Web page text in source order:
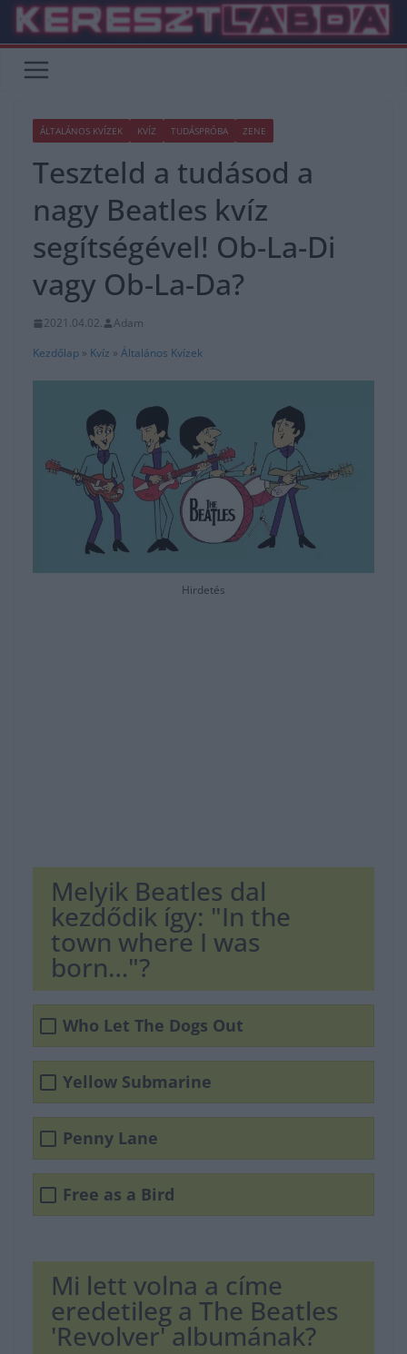
Skip
content
ÁLTALÁNOS KVÍZEK KVÍZ TUDÁSPRÓBA ZENE
Teszteld a tudásod a
nagy Beatles kvíz
segítségével! Ob-La-Di
vagy Ob-La-Da?
2021.04.02.
Adam
Kezdőlap » Kvíz » Általános Kvízek
Hirdetés
Melyik Beatles dal
kezdődik így: "In the
town where I was
born…"?
Who Let The Dogs Out
Yellow Submarine
Penny Lane
Free as a Bird
Mi lett volna a címe
eredetileg a The Beatles
'Revolver' albumának?